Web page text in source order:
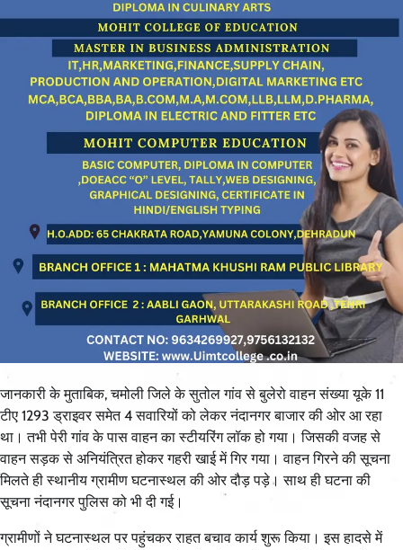
जानकारी के मुताबिक, चमोली जिले के सुतोल गांव से बुलेरो वाहन संख्या यूके 11
टीए 1293 ड्राइवर समेत 4 सवारियों को लेकर नंदानगर बाजार की ओर आ रहा
था। तभी पेरी गांव के पास वाहन का स्टीयरिंग लॉक हो गया। जिसकी वजह से
वाहन सड़क से अनियंत्रित होकर गहरी खाई में गिर गया। वाहन गिरने की सूचना
मिलते ही स्थानीय ग्रामीण घटनास्थल की ओर दौड़ पड़े। साथ ही घटना की
सूचना नंदानगर पुलिस को भी दी गई।
ग्रामीणों ने घटनास्थल पर पहुंचकर राहत बचाव कार्य शुरू किया। इस हादसे में